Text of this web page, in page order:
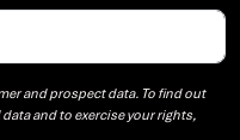
and prospect data. To find out
and to exercise your rights,